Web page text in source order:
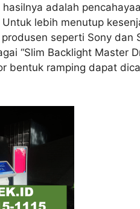
adalah
lebih menutup
seperti Sony dan
“Slim Backlight Master
bentuk ramping dapat